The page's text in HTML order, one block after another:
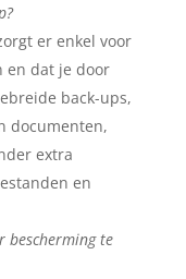
er enkel voor
en dat je door
back-ups,
documenten,
extra
en
bescherming te